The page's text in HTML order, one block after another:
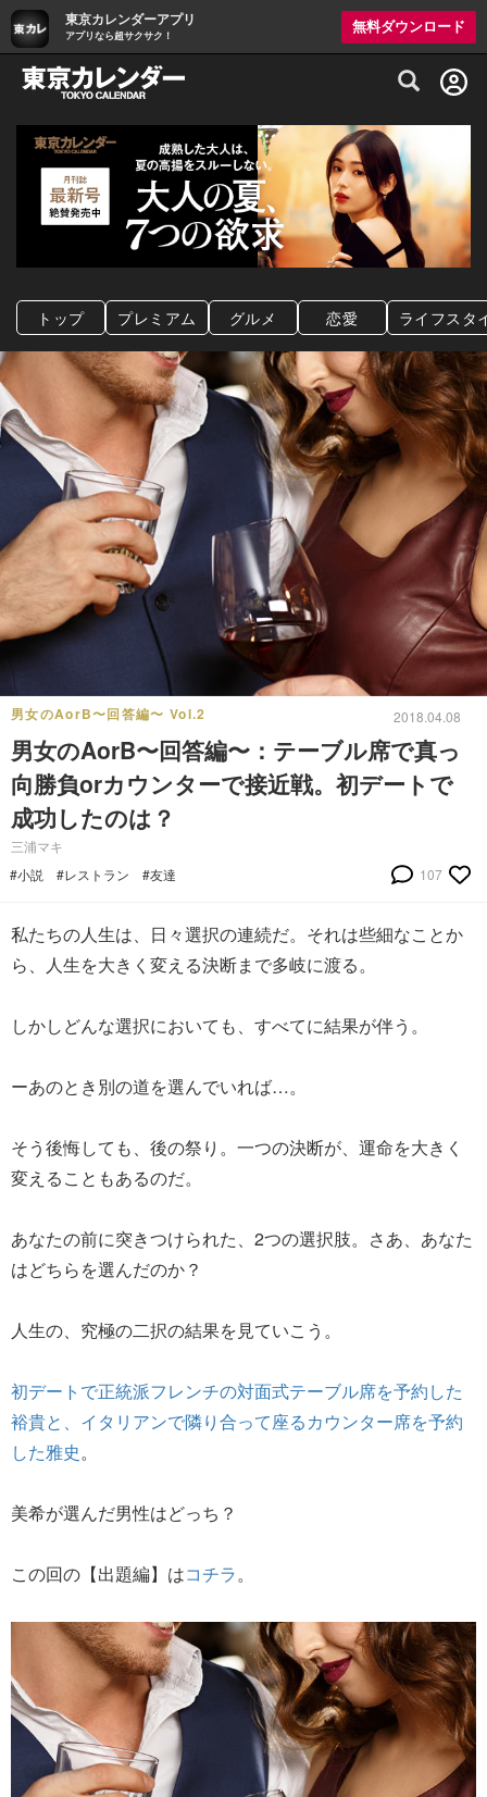
東京カレンダーアプリ
アプリなら超サクサク！
無料ダウンロード
グルメ情報・プレミアムレストラン予約
トップ プレミアム グルメ 恋愛 ライフスタ
男女のAorB〜回答編〜 Vol.2 2018.04.08
男女のAorB〜回答編〜：テーブル席で真っ
向勝負orカウンターで接近戦。初デートで
成功したのは？
三浦マキ
#小説
#レストラン #友達 107
私たちの人生は、日々選択の連続だ。それは些細なことか
ら、人生を大きく変える決断まで多岐に渡る。
しかしどんな選択においても、すべてに結果が伴う。
ーあのとき別の道を選んでいれば…。
そう後悔しても、後の祭り。一つの決断が、運命を大きく
変えることもあるのだ。
あなたの前に突きつけられた、2つの選択肢。さあ、あなた
はどちらを選んだのか？
人生の、究極の二択の結果を見ていこう。
初デートで正統派フレンチの対面式テーブル席を予約した
裕貴と、イタリアンで隣り合って座るカウンター席を予約
した雅史。
美希が選んだ男性はどっち？
この回の【出題編】はコチラ。